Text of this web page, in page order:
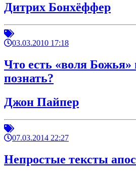
Дитрих Бонхёффер
03.03.2010 17:18
Что есть «воля Божья»
познать?
Джон Пайпер
07.03.2014 22:27
Непростые тексты